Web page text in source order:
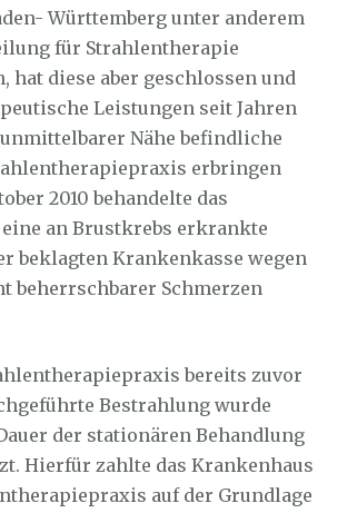
Württemberg unter anderem
für Strahlentherapie
hat diese aber geschlossen und
Leistungen seit Jahren
Nähe befindliche
erbringen
2010 behandelte das
an Brustkrebs erkrankte
beklagten Krankenkasse wegen
beherrschbarer Schmerzen
bereits zuvor
Bestrahlung wurde
der stationären Behandlung
Hierfür zahlte das Krankenhaus
auf der Grundlage